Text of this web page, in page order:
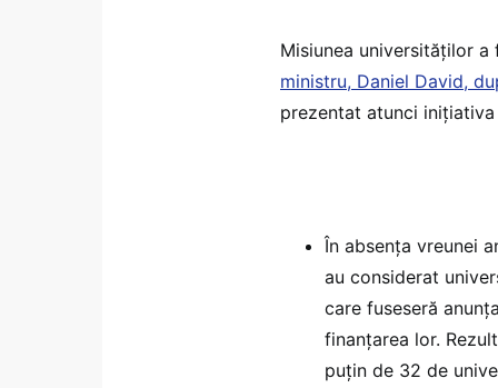
Misiunea universităților
ministru, Daniel David,
prezentat atunci
În absența vreunei
au considerat
care fuseseră
finanțarea lor.
puțin de 32 de